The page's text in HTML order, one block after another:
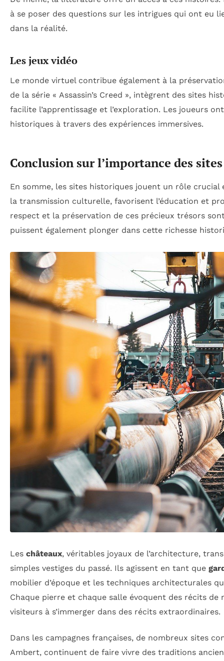
à se poser des questions sur les intrigues qui ont eu
dans la réalité.
Les jeux vidéo
Le monde virtuel contribue également à la
de la série « Assassin’s Creed », intègrent des sites
facilite l’apprentissage et l’exploration. Les joueurs
historiques à travers des expériences immersives.
Conclusion sur l’importance des
En somme, les sites historiques jouent un rôle
la transmission culturelle, favorisent l’éducation et
respect et la préservation de ces précieux trésors
puissent également plonger dans cette richesse
Les châteaux, véritables joyaux de l’architecture,
simples vestiges du passé. Ils agissent en tant que
mobilier d’époque et les techniques architecturales
Chaque pierre et chaque salle évoquent des récits de
visiteurs à s’immerger dans des récits extraordinaires.
Dans les campagnes françaises, de nombreux sites
Ambert, continuent de faire vivre des traditions